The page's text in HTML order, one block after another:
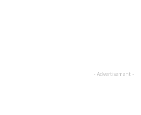
- Advertisement -